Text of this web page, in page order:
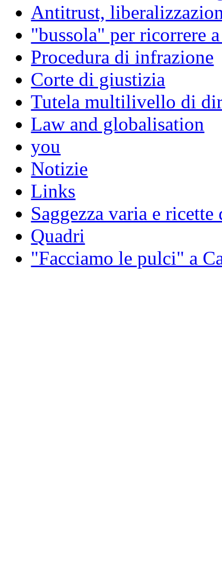
Antitrust,
"bussola" per ricorrere
Procedura di infrazione
Corte di giustizia
Tutela multilivello di
Law and globalisation
you
Notizie
Links
Saggezza varia e
Quadri
"Facciamo le pulci" a